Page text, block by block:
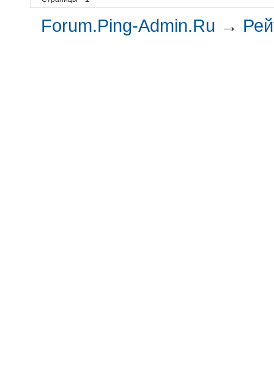
Forum.Ping-Admin.Ru →